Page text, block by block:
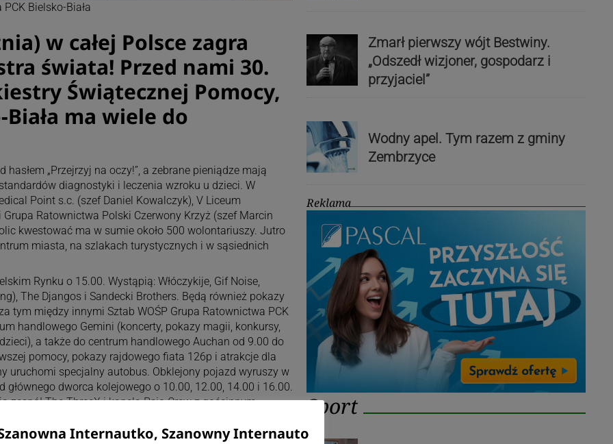
Bielsko-Biała
w całej Polsce zagra
świata! Przed nami 30.
Świątecznej Pomocy,
ma wiele do
hasłem „Przejrzyj na oczy!”, a zebrane pieniądze mają
diagnostyki i leczenia wzroku u dzieci. W
Point s.c. (szef Daniel Kowalczyk), V Liceum
Ratownictwa Polski Czerwony Krzyż (szef Marcin
kwestować ma w sumie około 500 wolontariuszy. Jutro
miasta, na szlakach turystycznych i w sąsiednich
Rynku o 15.00. Wystąpią: Włóczykije, Gif Noise,
The Djangos i Sandecki Brothers. Będą również pokazy
tym między innymi Sztab WOŚP Grupa Ratownictwa PCK
handlowego Gemini (koncerty, pokazy magii, konkursy,
a także do centrum handlowego Auchan od 9.00 do
pomocy, pokazy rajdowego fiata 126p i atrakcje dla
uruchomi specjalny autobus. Obklejony pojazd wyruszy w
głównego dworca kolejowego o 10.00, 12.00, 14.00 i 16.00.
zespół The ThreeX i kapela Psio Crew z gościnnym
panującą pandemię.
Zmarł pierwszy wójt Bestwiny.
„Odszedł wizjoner, gospodarz i
przyjaciel”
Wodny apel. Tym razem z gminy
Zembrzyce
Reklama
Sport
Internautko, Szanowny Internauto